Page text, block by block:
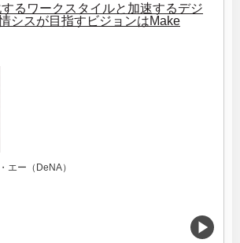
るワークスタイルと加速するデジ
シスが目指すビジョンはMake
エー（DeNA）